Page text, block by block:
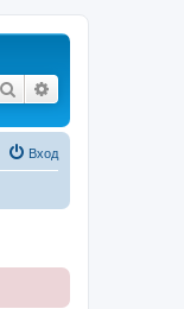
Поиск
Вход